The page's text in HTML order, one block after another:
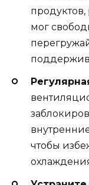
продуктов,
мог
чтобы